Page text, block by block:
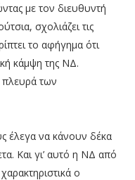
με τον διευθυντή
σχολιάζει τις
το αφήγημα ότι
κάμψη της ΝΔ.
πλευρά των
έλεγα να κάνουν δέκα
Και γι’ αυτό η ΝΔ από
ο